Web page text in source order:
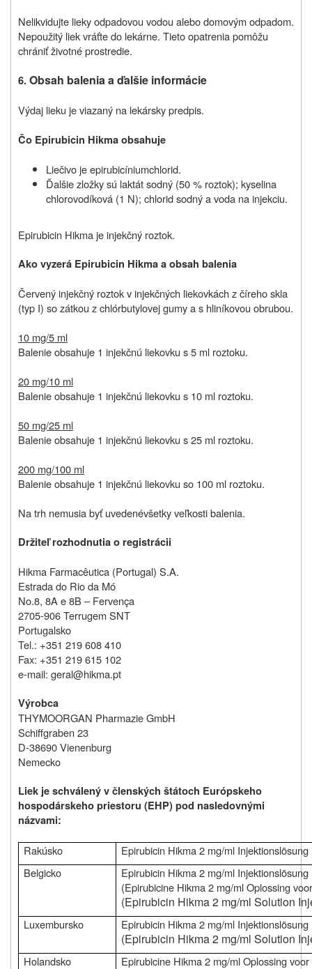
Nelikvidujte lieky odpadovou vodou alebo domovým odpadom.
Nepoužitý liek vráťte do lekárne. Tieto opatrenia pomôžu
chrániť životné prostredie.
6.Obsah balenia a ďalšie informácie
Výdaj lieku je viazaný na lekársky predpis.
Čo Epirubicin Hikma obsahuje
Liečivo je epirubicíniumchlorid.
Ďalšie zložky sú laktát sodný (50 % roztok); kyselina
chlorovodíková (1 N); chlorid sodný a voda na injekciu.
Epirubicin Hikma je injekčný roztok.
Ako vyzerá Epirubicin Hikma a obsah balenia
Červený injekčný roztok v injekčných liekovkách z číreho skla
(typ I) so zátkou z chlórbutylovej gumy a s hliníkovou obrubou.
10 mg/5 ml
Balenie obsahuje 1 injekčnú liekovku s 5 ml roztoku.
20 mg/10 ml
Balenie obsahuje 1 injekčnú liekovku s 10 ml roztoku.
50 mg/25 ml
Balenie obsahuje 1 injekčnú liekovku s 25 ml roztoku.
200 mg/100 ml
Balenie obsahuje 1 injekčnú liekovku so 100 ml roztoku.
Na trh nemusia byť uvedenévšetky veľkosti balenia.
Držiteľ rozhodnutia o registrácii
Hikma Farmacêutica (Portugal) S.A.
Estrada do Rio da Mó
No.8, 8A e 8B – Fervença
2705-906 Terrugem SNT
Portugalsko
Tel.: +351 219 608 410
Fax: +351 219 615 102
e-mail: geral@hikma.pt
Výrobca
THYMOORGAN Pharmazie GmbH
Schiffgraben 23
D-38690 Vienenburg
Nemecko
Liek je schválený v členských štátoch Európskeho
hospodárskeho priestoru (EHP) pod nasledovnými
názvami:
Rakúsko
Epirubicin Hikma 2 mg/ml Injektionslösung
Belgicko
Epirubicin Hikma 2 mg/ml Injektionslösung
(Epirubicine Hikma 2 mg/ml Oplossing
(Epirubicin Hikma 2 mg/ml Solution
Luxembursko Epirubicin Hikma 2 mg/ml Injektionslösung
(Epirubicin Hikma 2 mg/ml Solution
Holandsko
Epirubicine Hikma 2 mg/ml Oplossing